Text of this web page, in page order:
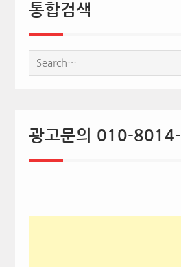
통합검색
Search
for:
광고문의 010-